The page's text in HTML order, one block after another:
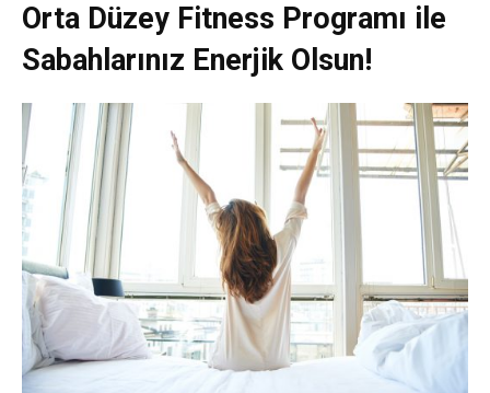
Orta Düzey Fitness Programı ile
Sabahlarınız Enerjik Olsun!